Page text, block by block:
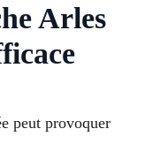
Arles
peut provoquer